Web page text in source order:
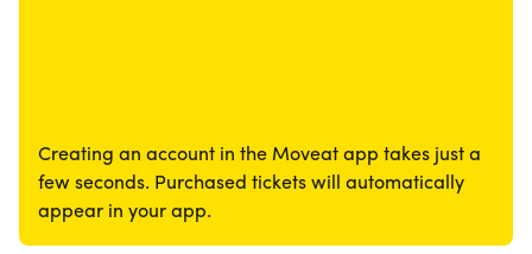
Creating an account in the Moveat app takes just a
few seconds. Purchased tickets will automatically
appear in your app.